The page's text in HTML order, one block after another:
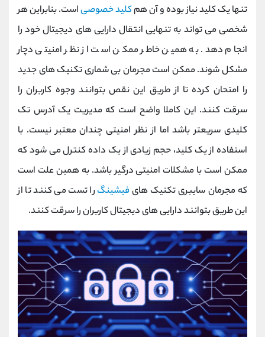
تنها یک کلید نیاز بوده و آن همکلید خصوصیاست. بنابراین هر
شخصی می تواند به تنهایی انتقال دارایی های دیجیتال خود را
انجام دهد. به همین خاطر ممکن است از نظر امنیتی دچار
مشکل شوند. ممکن است مجرمان بی شماری تکنیک های جدید
را امتحان کرده تا از طریق این نقص بتوانند وجوه کاربران را
سرقت کنند. این کاملا واضح است که مدیریت یک آدرس تک
کلیدی سریعتر باشد اما از نظر امنیتی چندان معتبر نیست. با
استفاده از یک کلید، حجم زیادی از یک داده کنترل می شود که
ممکن است با مشکلات امنیتی درگیر باشد. به همین علت است
که مجرمان سایبری تکنیک هایفیشینگ را تست می کنند تا از
این طریق بتوانند دارایی های دیجیتال کاربران را سرقت کنند.